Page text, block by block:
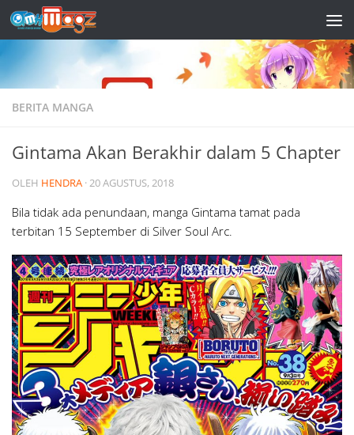
Skip to content
BERITA MANGA
Gintama Akan Berakhir dalam 5 Chapter
OLEH HENDRA ·20 AGUSTUS, 2018
Bila tidak ada penundaan, manga Gintama tamat pada
terbitan 15 September di Silver Soul Arc.